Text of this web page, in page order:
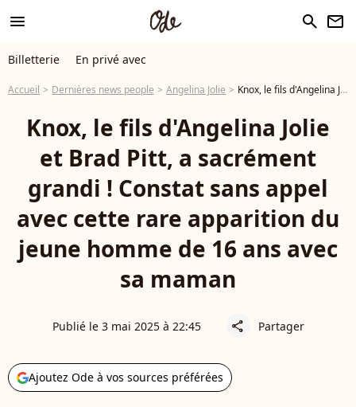
menu search newsletter
Billetterie En privé avec
Accueil Dernières news people Angelina Jolie Knox, le fils d'Angelina Jolie et Brad Pitt, a sacrément grandi ! Constat sans appel avec cette rare apparition du jeune homme de 16 ans avec sa maman
Knox, le fils d'Angelina Jolie
et Brad Pitt, a sacrément
grandi ! Constat sans appel
avec cette rare apparition du
jeune homme de 16 ans avec
sa maman
Publié le 3 mai 2025 à 22:45 share Partager
Ajoutez Ode à vos sources préférées